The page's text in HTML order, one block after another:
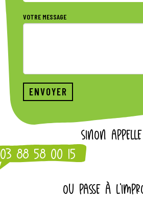
VOTRE MESSAGE
SINON
03 88 58 00 15
OU PASSE À